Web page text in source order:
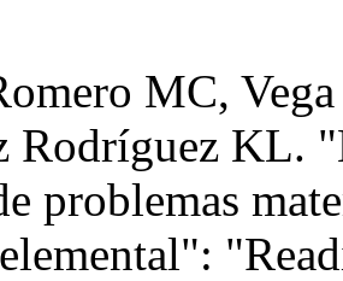
MC,
Rodríguez KL.
problemas